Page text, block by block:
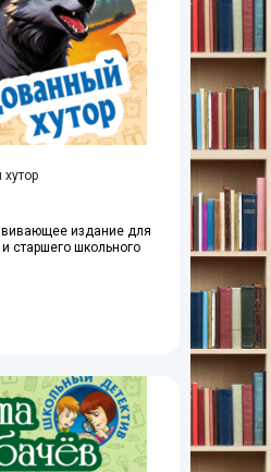
издание для
старшего школьного